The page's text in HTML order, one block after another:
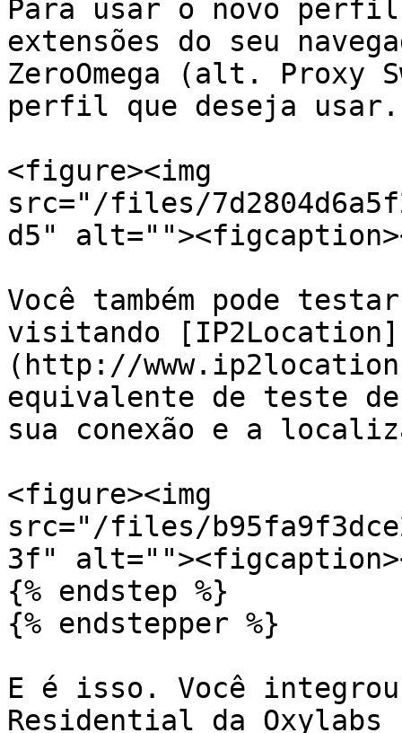
Para usar o novo
extensões do seu
ZeroOmega (alt. Proxy
perfil que deseja usar.
<figure><img
src="/files/
d5"
Você também pode
visitando [IP2Location]
(http://
equivalente de teste
sua conexão e a
<figure><img
src="/files/
3f"
{% endstep %}
{% endstepper %}
E é isso. Você integrou
Residential da Oxylabs